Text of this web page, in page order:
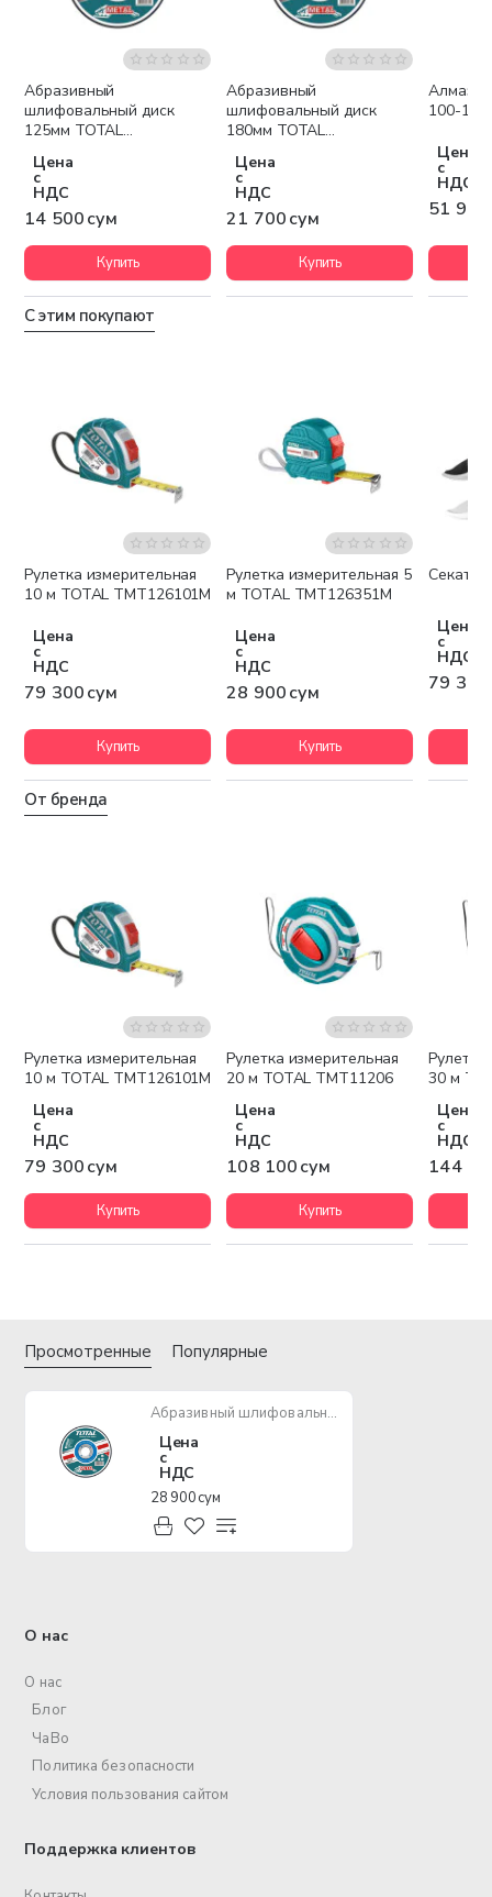
Абразивный
шлифовальный диск
125мм TOTAL
Цена
с
НДС
14 500 сум
Купить
Абразивный
шлифовальный диск
180мм TOTAL
Цена
с
НДС
21 700 сум
Купить
100-1-
Цена
с
НДС
51 900
С этим покупают
Рулетка измерительная
10 м TOTAL TMT126101M
Цена
с
НДС
79 300 сум
Купить
Рулетка измерительная 5
м TOTAL TMT126351M
Цена
с
НДС
28 900 сум
Купить
Цена
с
НДС
79 300
От бренда
Рулетка измерительная
10 м TOTAL TMT126101M
Цена
с
НДС
79 300 сум
Купить
Рулетка измерительная
20 м TOTAL TMT11206
Цена
с
НДС
108 100 сум
Купить
30 м
Цена
с
НДС
144
Просмотренные Популярные
Абразивный шлифовальный диск 230мм TOTAL TAC2232301
Цена
с
НДС
28 900 сум
О нас
О нас
Блог
ЧаВо
Политика безопасности
Условия пользования сайтом
Поддержка клиентов